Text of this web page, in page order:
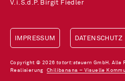
V.i.S.d.P. Birgit Fiedler
IMPRESSUM DATENSCHUTZ
Copyright © 2026 tatort:steuern GmbH. Alle
RealisierungChilibanana – Visuelle